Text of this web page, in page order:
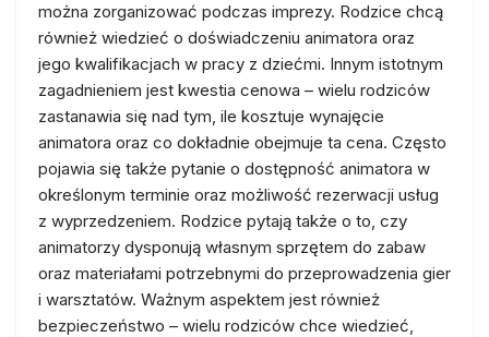
można zorganizować podczas imprezy. Rodzice chcą
również wiedzieć o doświadczeniu animatora oraz
jego kwalifikacjach w pracy z dziećmi. Innym istotnym
zagadnieniem jest kwestia cenowa – wielu rodziców
zastanawia się nad tym, ile kosztuje wynajęcie
animatora oraz co dokładnie obejmuje ta cena. Często
pojawia się także pytanie o dostępność animatora w
określonym terminie oraz możliwość rezerwacji usług
z wyprzedzeniem. Rodzice pytają także o to, czy
animatorzy dysponują własnym sprzętem do zabaw
oraz materiałami potrzebnymi do przeprowadzenia gier
i warsztatów. Ważnym aspektem jest również
bezpieczeństwo – wielu rodziców chce wiedzieć,